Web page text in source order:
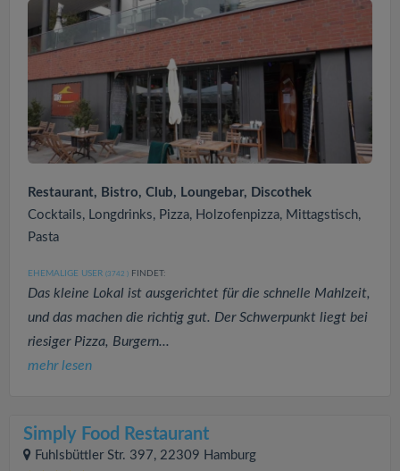
Restaurant, Bistro, Club, Loungebar, Discothek
Cocktails, Longdrinks, Pizza, Holzofenpizza, Mittagstisch,
Pasta
EHEMALIGE USER (3742 ) FINDET:
Das kleine Lokal ist ausgerichtet für die schnelle Mahlzeit,
und das machen die richtig gut. Der Schwerpunkt liegt bei
riesiger Pizza, Burgern...
mehr lesen
Simply Food Restaurant
Fuhlsbüttler Str. 397, 22309 Hamburg